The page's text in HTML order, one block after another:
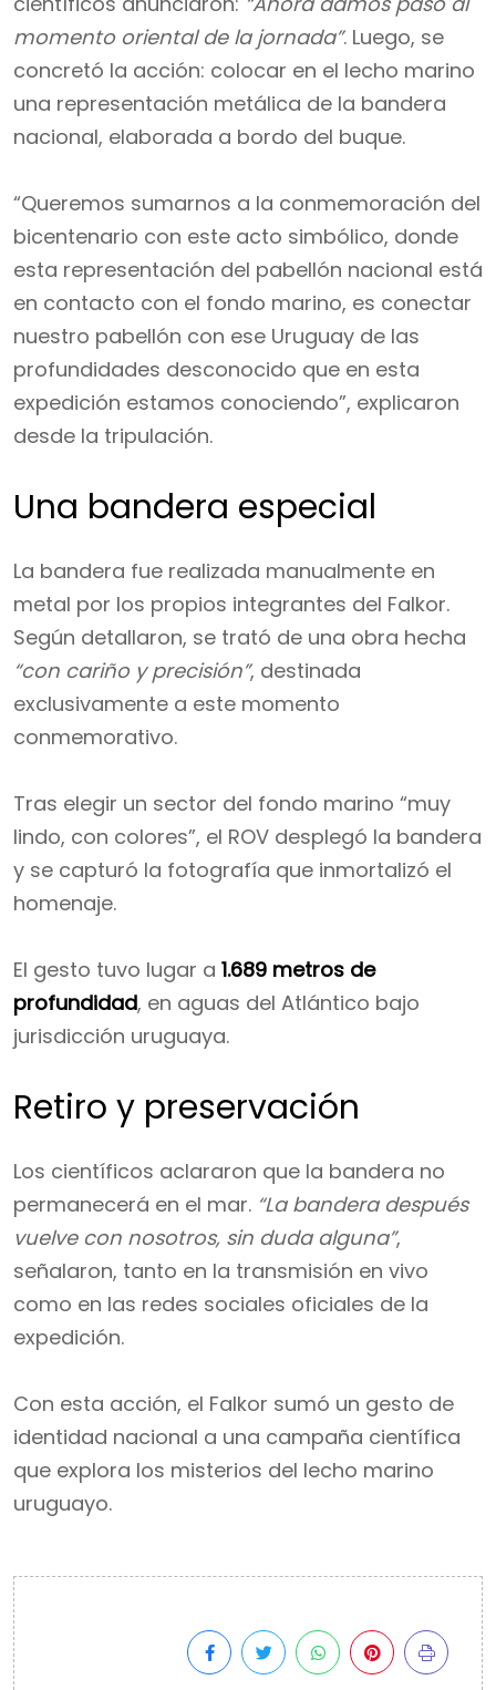
momento oriental de la jornada”. Luego, se
concretó la acción: colocar en el lecho marino
una representación metálica de la bandera
nacional, elaborada a bordo del buque.
“Queremos sumarnos a la conmemoración del
bicentenario con este acto simbólico, donde
esta representación del pabellón nacional está
en contacto con el fondo marino, es conectar
nuestro pabellón con ese Uruguay de las
profundidades desconocido que en esta
expedición estamos conociendo”, explicaron
desde la tripulación.
Una bandera especial
La bandera fue realizada manualmente en
metal por los propios integrantes del Falkor.
Según detallaron, se trató de una obra hecha
“con cariño y precisión”, destinada
exclusivamente a este momento
conmemorativo.
Tras elegir un sector del fondo marino “muy
lindo, con colores”, el ROV desplegó la bandera
y se capturó la fotografía que inmortalizó el
homenaje.
El gesto tuvo lugar a 1.689 metros de
profundidad, en aguas del Atlántico bajo
jurisdicción uruguaya.
Retiro y preservación
Los científicos aclararon que la bandera no
permanecerá en el mar. “La bandera después
vuelve con nosotros, sin duda alguna”,
señalaron, tanto en la transmisión en vivo
como en las redes sociales oficiales de la
expedición.
Con esta acción, el Falkor sumó un gesto de
identidad nacional a una campaña científica
que explora los misterios del lecho marino
uruguayo.